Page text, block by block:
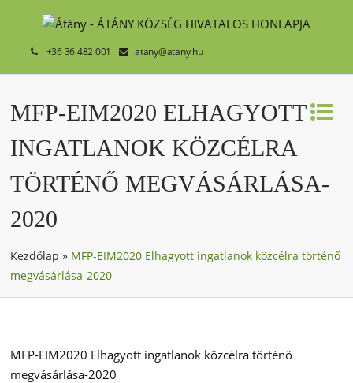
+36 36 482 001 atany@atany.hu
MFP-EIM2020 ELHAGYOTT
INGATLANOK KÖZCÉLRA
TÖRTÉNŐ MEGVÁSÁRLÁSA-
2020
Kezdőlap » MFP-EIM2020 Elhagyott ingatlanok közcélra történő
megvásárlása-2020
MFP-EIM2020 Elhagyott ingatlanok közcélra történő
megvásárlása-2020